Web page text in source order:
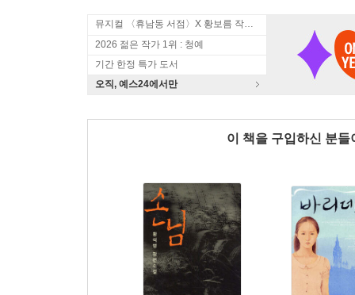
뮤지컬 〈휴남동 서점〉X 황보름 작가 북토크
2026 젊은 작가 1위 : 청예
기간 한정 특가 도서
오직, 예스24에서만
이 책을 구입하신 분